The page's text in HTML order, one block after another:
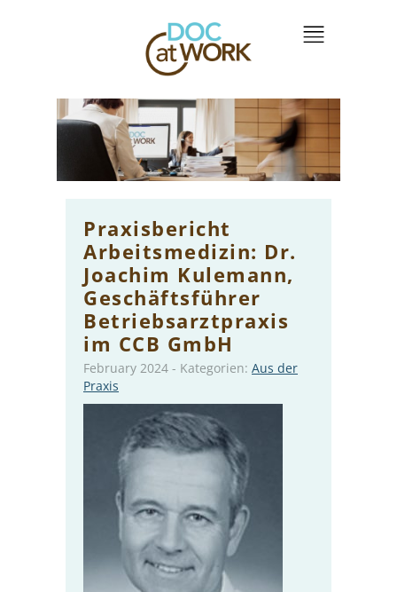
Praxisbericht
Arbeitsmedizin: Dr.
Joachim Kulemann,
Geschäftsführer
Betriebsarztpraxis
im CCB GmbH
February 2024 - Kategorien: Aus der
Praxis